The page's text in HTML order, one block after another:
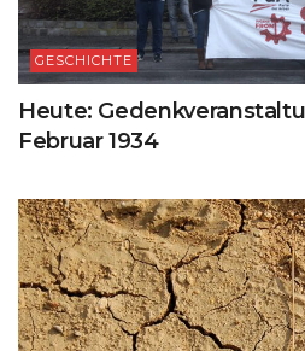
GESCHICHTE
Heute:
Februar 1934